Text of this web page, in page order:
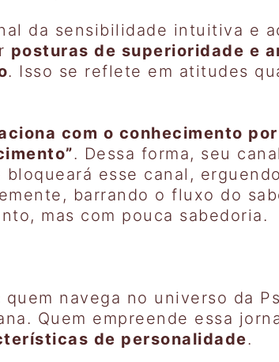
da sensibilidade intuitiva e
posturas de superioridade e
. Isso se reflete em atitudes
com o conhecimento
. Dessa forma, seu
bloqueará esse canal,
barrando o fluxo do
mas com pouca sabedoria.
navega no universo da
Quem empreende essa
de personalidade.